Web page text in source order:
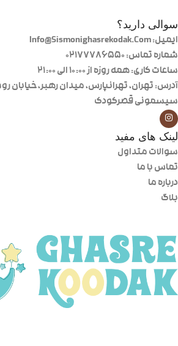
سوالی دارید؟
ایمیل: Info@Sismonighasrekodak.Com
شماره تماس: 02177786550
ساعات کاری: همه روزه از ۱۰:۰۰ الی ۲۱:۰۰
آدرس: تهران، تهرانپارس، میدان رهبر، خیابان
سیسمونی قصرکودک
لینک های مفید
سوالات متداول
تماس با ما
درباره ما
بلاگ